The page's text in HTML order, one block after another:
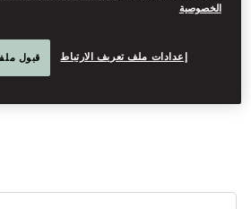
colonial-style bedroom, light-filled living
landscaped gardens with direct beach
bathroom features a double vanity
الخصوصية
إعدادات ملف تعريف الارتباط قبول